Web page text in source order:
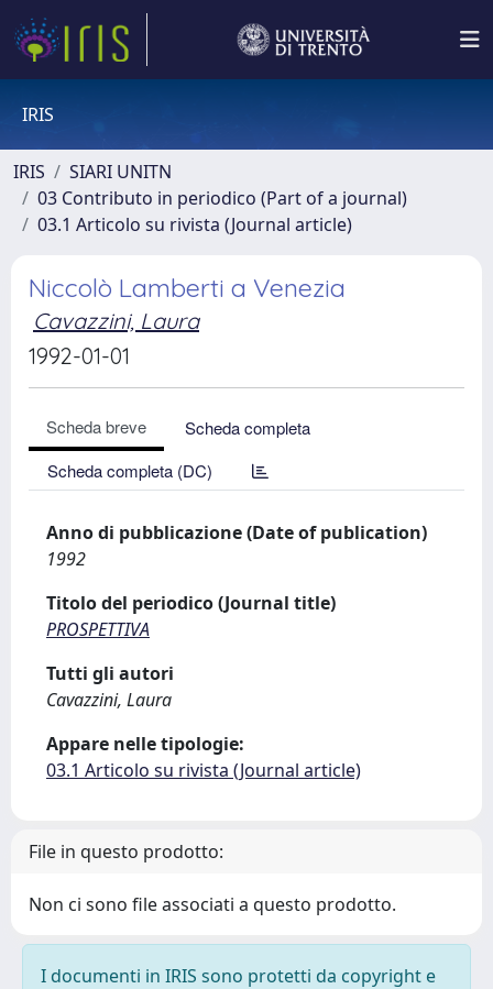
IRIS
IRIS
SIARI UNITN
03 Contributo in periodico (Part of a journal)
03.1 Articolo su rivista (Journal article)
Niccolò Lamberti a Venezia
Cavazzini, Laura
1992-01-01
Scheda breve
Scheda completa
Scheda completa (DC)
Anno di pubblicazione (Date of publication)
1992
Titolo del periodico (Journal title)
PROSPETTIVA
Tutti gli autori
Cavazzini, Laura
Appare nelle tipologie:
03.1 Articolo su rivista (Journal article)
File in questo prodotto:
Non ci sono file associati a questo prodotto.
I documenti in IRIS sono protetti da copyright e